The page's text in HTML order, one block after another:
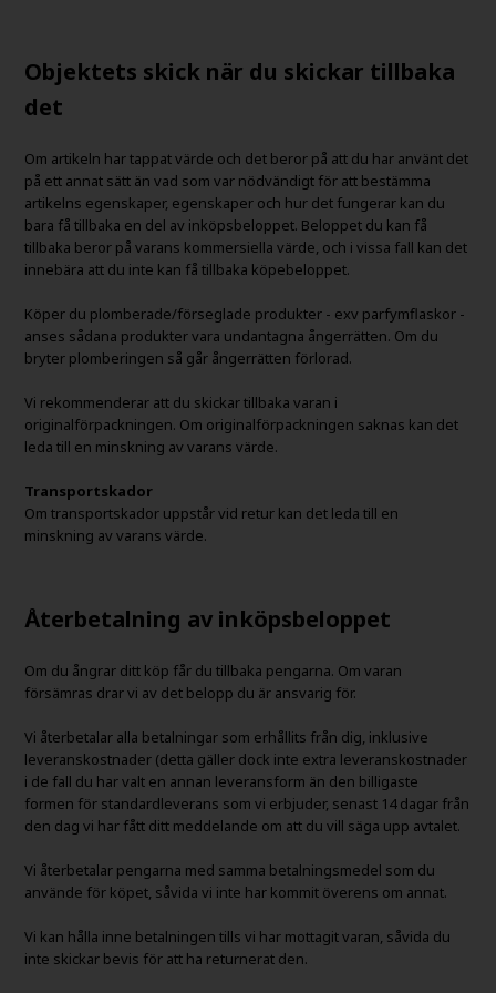
Objektets skick när du skickar tillbaka
det
Om artikeln har tappat värde och det beror på att du har använt det
på ett annat sätt än vad som var nödvändigt för att bestämma
artikelns egenskaper, egenskaper och hur det fungerar kan du
bara få tillbaka en del av inköpsbeloppet. Beloppet du kan få
tillbaka beror på varans kommersiella värde, och i vissa fall kan det
innebära att du inte kan få tillbaka köpebeloppet.
Köper du plomberade/förseglade produkter - exv parfymflaskor -
anses sådana produkter vara undantagna ångerrätten. Om du
bryter plomberingen så går ångerrätten förlorad.
Vi rekommenderar att du skickar tillbaka varan i
originalförpackningen. Om originalförpackningen saknas kan det
leda till en minskning av varans värde.
Transportskador
Om transportskador uppstår vid retur kan det leda till en
minskning av varans värde.
Återbetalning av inköpsbeloppet
Om du ångrar ditt köp får du tillbaka pengarna. Om varan
försämras drar vi av det belopp du är ansvarig för.
Vi återbetalar alla betalningar som erhållits från dig, inklusive
leveranskostnader (detta gäller dock inte extra leveranskostnader
i de fall du har valt en annan leveransform än den billigaste
formen för standardleverans som vi erbjuder, senast 14 dagar från
den dag vi har fått ditt meddelande om att du vill säga upp avtalet.
Vi återbetalar pengarna med samma betalningsmedel som du
använde för köpet, såvida vi inte har kommit överens om annat.
Vi kan hålla inne betalningen tills vi har mottagit varan, såvida du
inte skickar bevis för att ha returnerat den.